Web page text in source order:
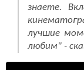
знаете.
лучшие
любим" -